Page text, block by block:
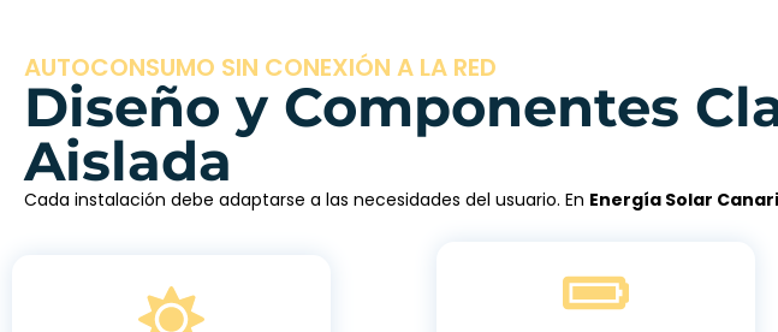
AUTOCONSUMO SIN CONEXIÓN A LA RED
Diseño y Componentes
Aislada
Cada instalación debe adaptarse a las necesidades del usuario. En Energía Solar